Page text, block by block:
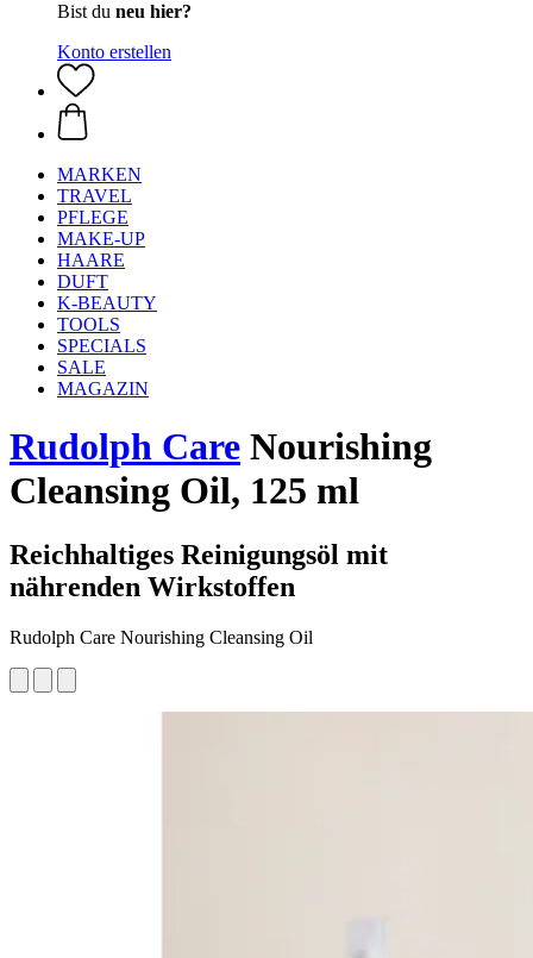
Bist du neu hier?
Konto erstellen
MARKEN
TRAVEL
PFLEGE
MAKE-UP
HAARE
DUFT
K-BEAUTY
TOOLS
SPECIALS
SALE
MAGAZIN
Rudolph Care Nourishing
Cleansing Oil, 125 ml
Reichhaltiges Reinigungsöl mit
nährenden Wirkstoffen
Rudolph Care Nourishing Cleansing Oil